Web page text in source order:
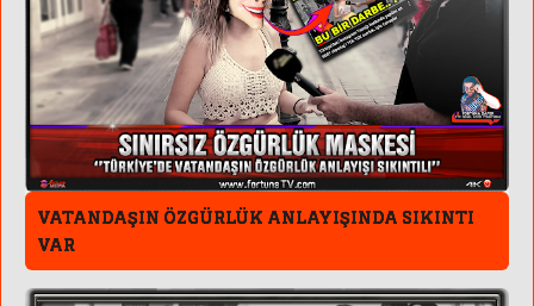
VATANDAŞIN ÖZGÜRLÜK ANLAYIŞINDA SIKINTI
VAR